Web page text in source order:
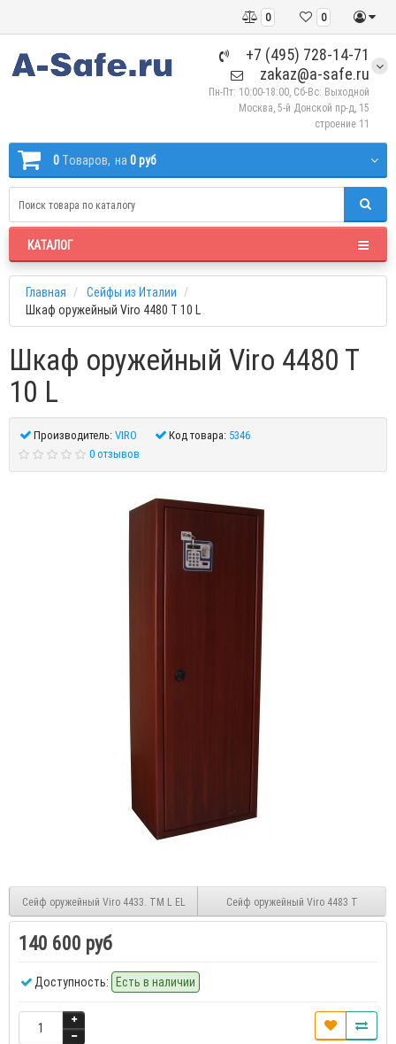
0
0
+7 (495) 728-14-71
zakaz@a-safe.ru
Пн-Пт: 10:00-18:00, Сб-Вс: Выходной
Москва, 5-й Донской пр-д, 15
строение 11
0 Tоваров, на 0 руб
КАТАЛОГ
Главная
Сейфы из Италии
Шкаф оружейный Viro 4480 T 10 L
Шкаф оружейный Viro 4480 T
10 L
Производитель:VIRO Код товара: 5346
0 отзывов
Сейф оружейный Viro 4433. TM L EL Сейф оружейный Viro 4483 T
140 600 руб
Доступность: Есть в наличии